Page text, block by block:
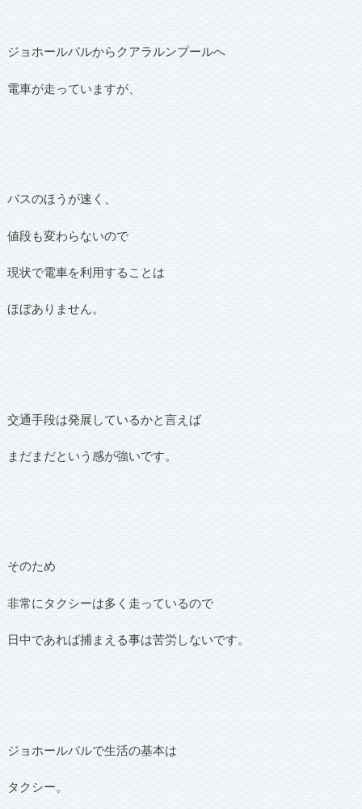
ジョホールバルからクアラルンプールへ
電車が走っていますが、
バスのほうが速く、
値段も変わらないので
現状で電車を利用することは
ほぼありません。
交通手段は発展しているかと言えば
まだまだという感が強いです。
そのため
非常にタクシーは多く走っているので
日中であれば捕まえる事は苦労しないです。
ジョホールバルで生活の基本は
タクシー。